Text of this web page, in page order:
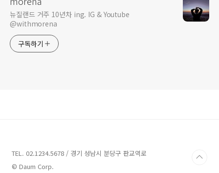
뉴질랜드 거주 10년차 ing. IG & Youtube
@withmorena
구독하기
TEL. 02.1234.5678 / 경기 성남시 분당구 판교역로
© Daum Corp.